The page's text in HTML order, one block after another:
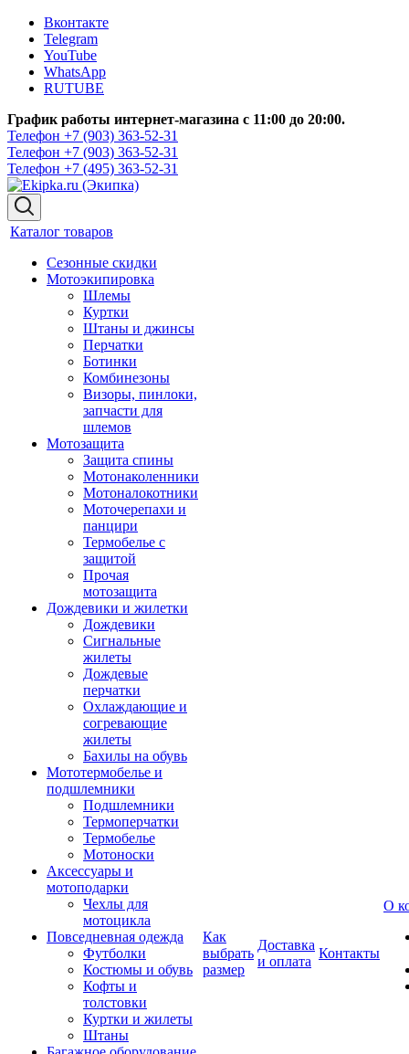
Вконтакте
Telegram
YouTube
WhatsApp
RUTUBE
График работы интернет-магазина с 11:00 до 20:00.
Телефон +7 (903) 363-52-31
Телефон +7 (903) 363-52-31
Телефон +7 (495) 363-52-31
Каталог товаров
Сезонные скидки
Мотоэкипировка
Шлемы
Куртки
Штаны и джинсы
Перчатки
Ботинки
Комбинезоны
Визоры, пинлоки,
запчасти для
шлемов
Мотозащита
Защита спины
Мотонаколенники
Мотоналокотники
Моточерепахи и
панцири
Термобелье с
защитой
Прочая
мотозащита
Дождевики и жилетки
Дождевики
Сигнальные
жилеты
Дождевые
перчатки
Охлаждающие и
согревающие
жилеты
Бахилы на обувь
Мототермобелье и
подшлемники
Подшлемники
Термоперчатки
Термобелье
Мотоноски
Аксессуары и
мотоподарки
Чехлы для
мотоцикла
Повседневная одежда
Футболки
Костюмы и обувь
Кофты и
толстовки
Куртки и жилеты
Штаны
Как
выбрать
размер
Доставка
и оплата
Контакты
О